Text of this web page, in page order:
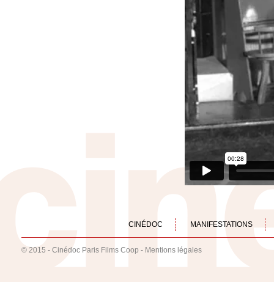
CINÉDOC MANIFESTATIONS
© 2015 - Cinédoc Paris Films Coop - Mentions légales